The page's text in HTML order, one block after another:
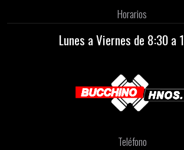
Horarios
Lunes a Viernes de 8:30 a
Teléfono